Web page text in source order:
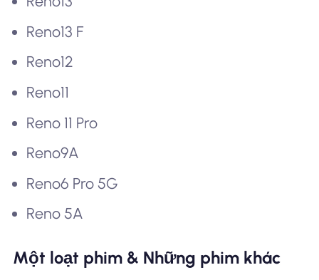
Reno13 F
Reno12
Reno11
Reno 11 Pro
Reno9A
Reno6 Pro 5G
Reno 5A
Một loạt phim & Những phim khác